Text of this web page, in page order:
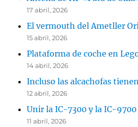
17 abril, 2026
El vermouth del Ametller
15 abril, 2026
Plataforma de coche en
14 abril, 2026
Incluso las alcachofas
12 abril, 2026
Unir la IC-7300 y la IC-9700
11 abril, 2026